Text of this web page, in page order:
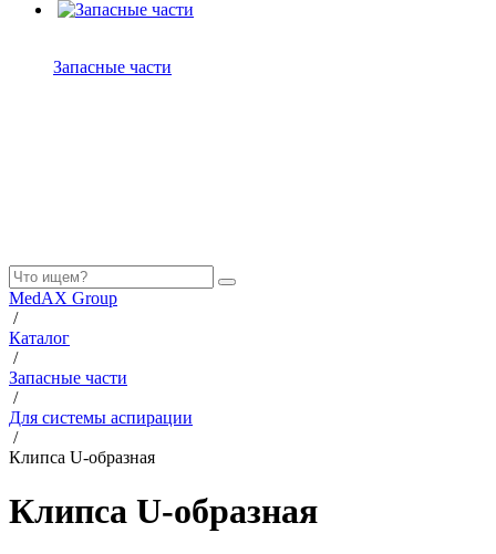
Запасные части
MedAX Group
/
Каталог
/
Запасные части
/
Для системы аспирации
/
Клипса U-образная
Клипса U-образная